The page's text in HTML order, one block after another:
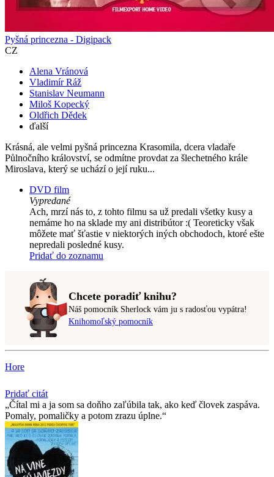
Pyšná princezna - Digipack
CZ
Alena Vránová
Vladimír Ráž
Stanislav Neumann
Miloš Kopecký
Oldřich Dědek
ďalší
Krásná, ale velmi pyšná princezna Krasomila, dcera vladaře
Půlnočního království, se odmítne provdat za šlechetného krále
Miroslava, který se uchází o její ruku...
DVD film
Vypredané
Ach, mrzí nás to, z tohto filmu sa už predali všetky kusy a
nemáme ho na sklade my ani distribútor :( Teoreticky však
môžete mať šťastie v niektorých iných obchodoch, ktoré ešte
nepredali posledné kusy.
Pridať do zoznamu
Chcete poradiť knihu?
Náš pomocník Sherlock vám ju s radosťou vypátra!
Knihomoľský pomocník
Hore
Pridať citát
Čítal mi a ja som sa doňho zaľúbila tak, ako keď človek zaspáva.
Pomaly, pomaličky a potom zrazu úplne.